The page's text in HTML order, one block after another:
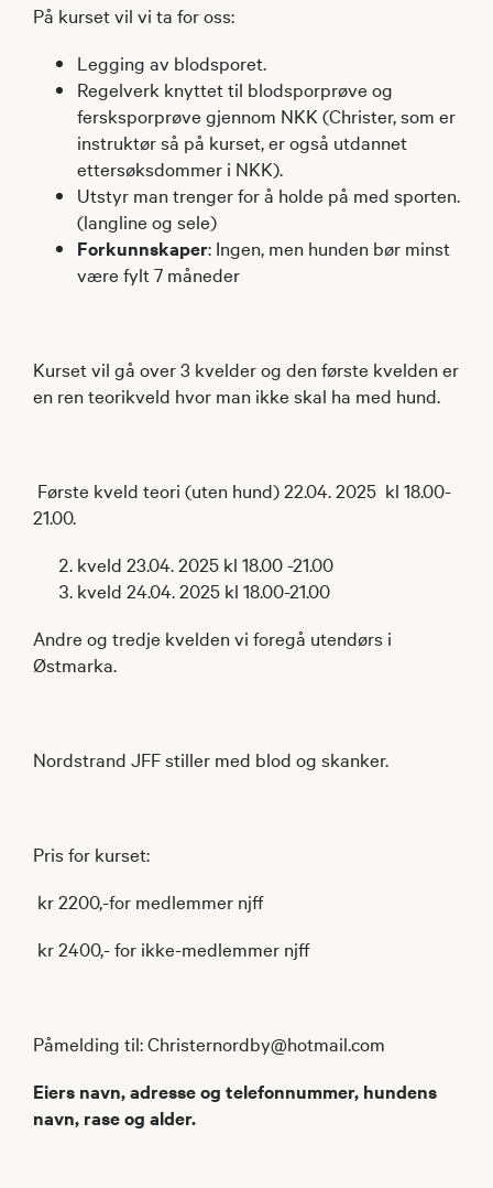
På kurset vil vi ta for oss:
Legging av blodsporet.
Regelverk knyttet til blodsporprøve og
fersksporprøve gjennom NKK (Christer, som er
instruktør så på kurset, er også utdannet
ettersøksdommer i NKK).
Utstyr man trenger for å holde på med sporten.
(langline og sele)
Forkunnskaper: Ingen, men hunden bør minst
være fylt 7 måneder
Kurset vil gå over 3 kvelder og den første kvelden er
en ren teorikveld hvor man ikke skal ha med hund.
Første kveld teori (uten hund) 22.04. 2025 kl 18.00-
21.00.
kveld 23.04. 2025 kl 18.00 -21.00
kveld 24.04. 2025 kl 18.00-21.00
Andre og tredje kvelden vi foregå utendørs i
Østmarka.
Nordstrand JFF stiller med blod og skanker.
Pris for kurset:
kr 2200,-for medlemmer njff
kr 2400,- for ikke-medlemmer njff
Påmelding til: Christernordby@hotmail.com
Eiers navn, adresse og telefonnummer, hundens
navn, rase og alder.